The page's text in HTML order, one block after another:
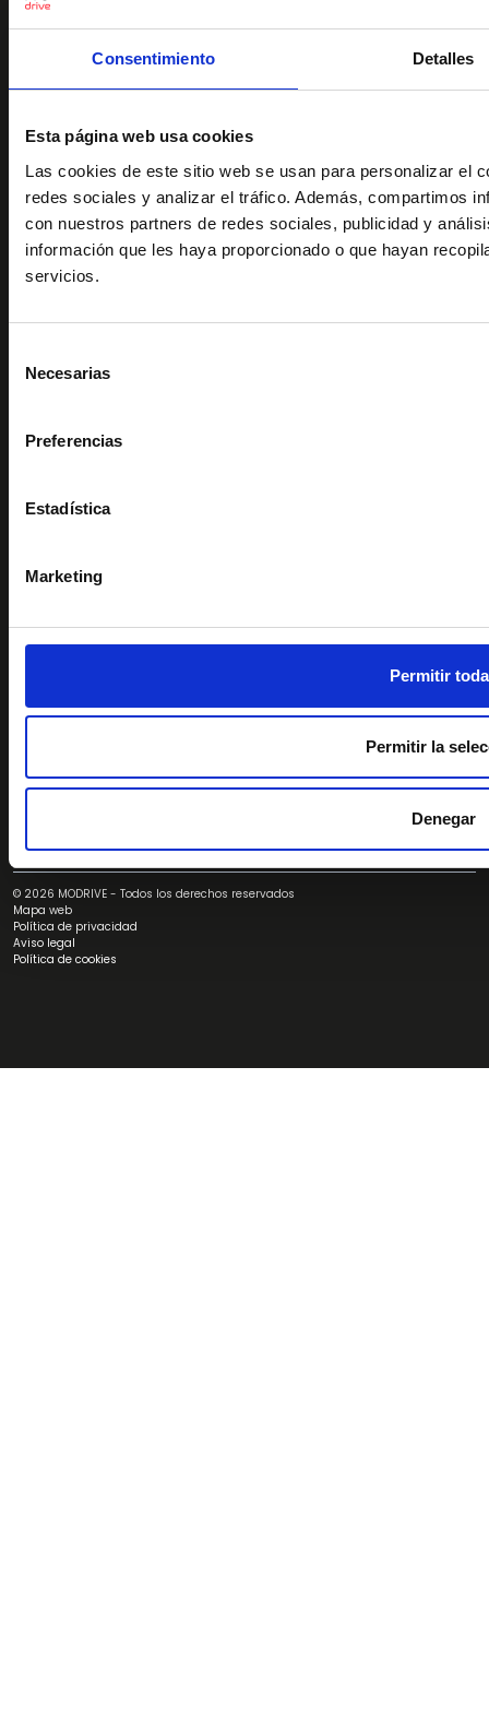
Consentimiento Detalles
Esta página web usa cookies
Las cookies de este sitio web se usan para personalizar el
redes sociales y analizar el tráfico. Además, compartimos
con nuestros partners de redes sociales, publicidad y
información que les haya proporcionado o que hayan
servicios.
Necesarias
Preferencias
Estadística
Marketing
Permitir
Permitir la
Denegar
Coches de segunda mano en Madrid
Coches de segunda mano en Murcia
Coches de segunda mano en Valencia
Otros servicios
Kilómetro 0
Seguros de Coche
Compramos tu coche
Sobre nosotros
Noticias
© 2026 MODRIVE - Todos los derechos reservados
Mapa web
Política de privacidad
Aviso legal
Política de cookies